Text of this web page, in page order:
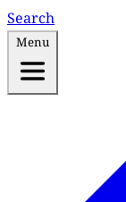
Search
Menu